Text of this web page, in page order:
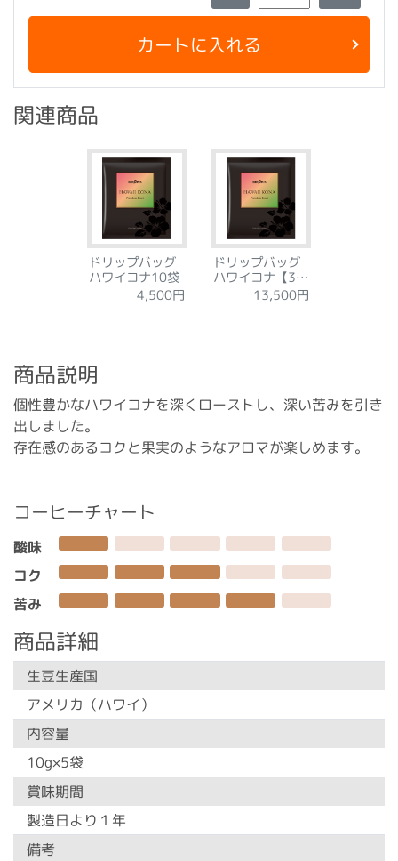
カートに入れる
関連商品
ドリップバッグ
ハワイコナ10袋
4,500円
ドリップバッグ
ハワイコナ【30
袋】化粧箱入り
13,500円
商品説明
個性豊かなハワイコナを深くローストし、深い苦みを引き
出しました。
存在感のあるコクと果実のようなアロマが楽しめます。
コーヒーチャート
酸味
コク
苦み
商品詳細
生豆生産国
アメリカ（ハワイ）
内容量
10g×5袋
賞味期間
製造日より１年
備考